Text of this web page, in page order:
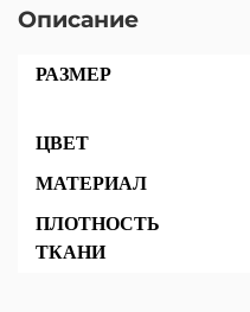
Описание
РАЗМЕР
ЦВЕТ
МАТЕРИАЛ
ПЛОТНОСТЬ
ТКАНИ